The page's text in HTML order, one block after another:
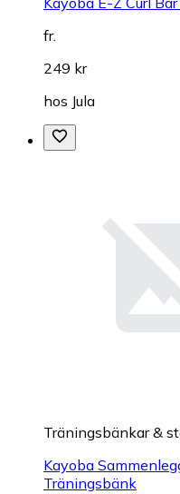
fr.
249 kr
hos Jula
Träningsbänkar &
Kayoba
Träningsbänk